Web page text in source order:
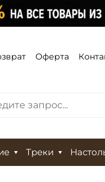
Оферта
Треки